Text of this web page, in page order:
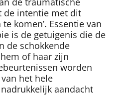
de intentie met dit
komen’. Essentie van
is de getuigenis die de
de schokkende
of haar zijn
worden
het hele
aandacht